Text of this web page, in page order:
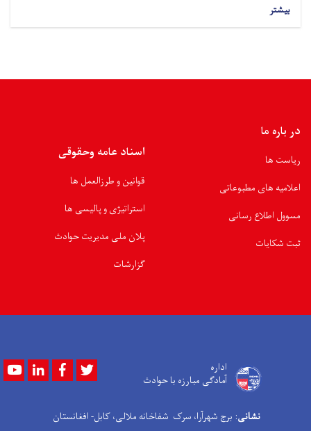
بیشتر
در باره ما
ریاست ها
اعلامیه های مطبوعاتی
مسوول اطلاع رسانی
ثبت شکایات
اسناد عامه وحقوقی
قوانین و طرزالعمل ها
استراتیژی و پالیسی ها
پلان ملی مدیریت حوادث
گزارشات
اداره
آمادگی مبارزه با حوادث
YoutubeLinkedInFacebook
نشانی: برج شهرآرا، سرک شفاخانه ملالی، کابل- افغانستان